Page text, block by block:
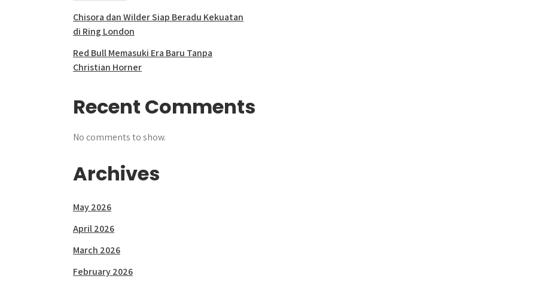
Chisora dan Wilder Siap Beradu Kekuatan
di Ring London
Red Bull Memasuki Era Baru Tanpa
Christian Horner
Recent Comments
No comments to show.
Archives
May 2026
April 2026
March 2026
February 2026